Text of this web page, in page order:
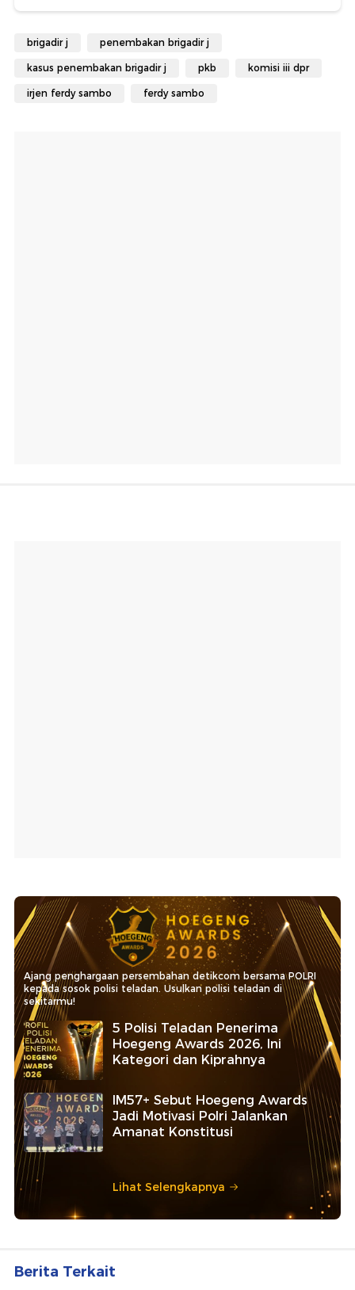
brigadir j penembakan brigadir j
kasus penembakan brigadir j pkb komisi iii dpr
irjen ferdy sambo ferdy sambo
Ajang penghargaan persembahan detikcom bersama POLRI
kepada sosok polisi teladan. Usulkan polisi teladan di
sekitarmu!
5 Polisi Teladan Penerima
Hoegeng Awards 2026, Ini
Kategori dan Kiprahnya
IM57+ Sebut Hoegeng Awards
Jadi Motivasi Polri Jalankan
Amanat Konstitusi
Lihat Selengkapnya
Berita Terkait